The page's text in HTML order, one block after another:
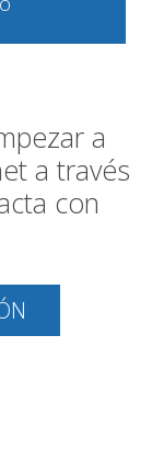
a
a través
con